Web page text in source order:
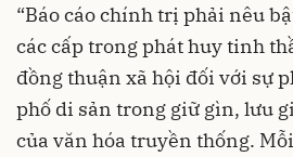
“Báo cáo chính trị phải nêu
các cấp trong phát huy tinh
đồng thuận xã hội đối với sự
phố di sản trong giữ gìn, lưu
của văn hóa truyền thống.